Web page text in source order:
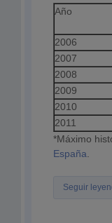
Año
2006
2007
2008
2009
2010
2011
*Máximo
España
Seguir